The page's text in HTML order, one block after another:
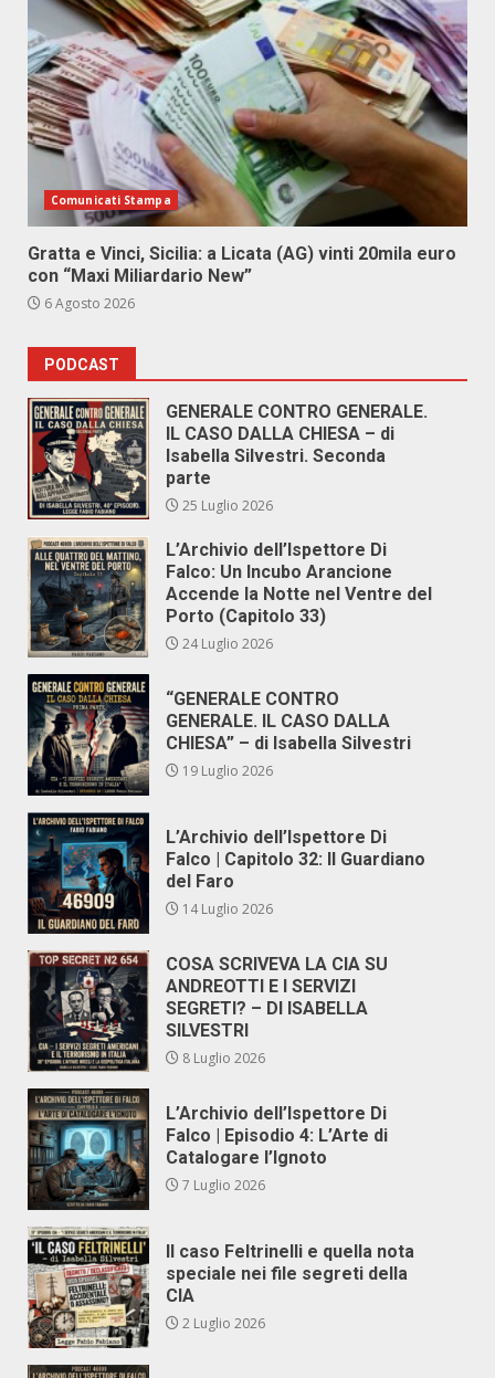
Comunicati Stampa
Gratta e Vinci, Sicilia: a Licata (AG) vinti 20mila euro
con “Maxi Miliardario New”
6 Agosto 2026
PODCAST
GENERALE CONTRO GENERALE.
IL CASO DALLA CHIESA – di
Isabella Silvestri. Seconda
parte
25 Luglio 2026
L’Archivio dell’Ispettore Di
Falco: Un Incubo Arancione
Accende la Notte nel Ventre del
Porto (Capitolo 33)
24 Luglio 2026
“GENERALE CONTRO
GENERALE. IL CASO DALLA
CHIESA” – di Isabella Silvestri
19 Luglio 2026
L’Archivio dell’Ispettore Di
Falco | Capitolo 32: Il Guardiano
del Faro
14 Luglio 2026
COSA SCRIVEVA LA CIA SU
ANDREOTTI E I SERVIZI
SEGRETI? – DI ISABELLA
SILVESTRI
8 Luglio 2026
L’Archivio dell’Ispettore Di
Falco | Episodio 4: L’Arte di
Catalogare l’Ignoto
7 Luglio 2026
Il caso Feltrinelli e quella nota
speciale nei file segreti della
CIA
2 Luglio 2026